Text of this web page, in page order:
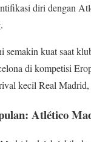
diri dengan
semakin kuat saat
di kompetisi
kecil Real
Atlético